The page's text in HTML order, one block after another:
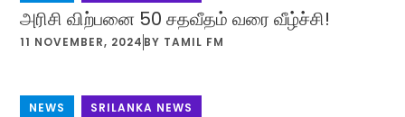
அரிசி விற்பனை 50 சதவீதம் வரை வீழ்ச்சி!
11 NOVEMBER, 2024 BY TAMIL FM
NEWS SRILANKA NEWS